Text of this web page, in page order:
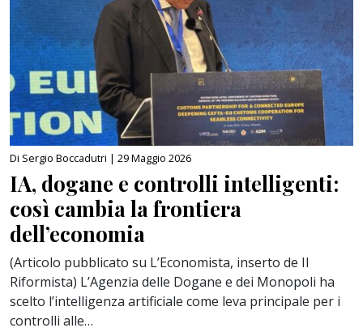
Di Sergio Boccadutri | 29 Maggio 2026
IA, dogane e controlli intelligenti:
così cambia la frontiera
dell’economia
(Articolo pubblicato su L’Economista, inserto de Il
Riformista) L’Agenzia delle Dogane e dei Monopoli ha
scelto l’intelligenza artificiale come leva principale per i
controlli alle…